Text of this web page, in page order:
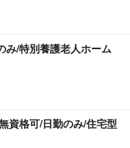
み/特別養護老人ホーム
資格可/日勤のみ/住宅型